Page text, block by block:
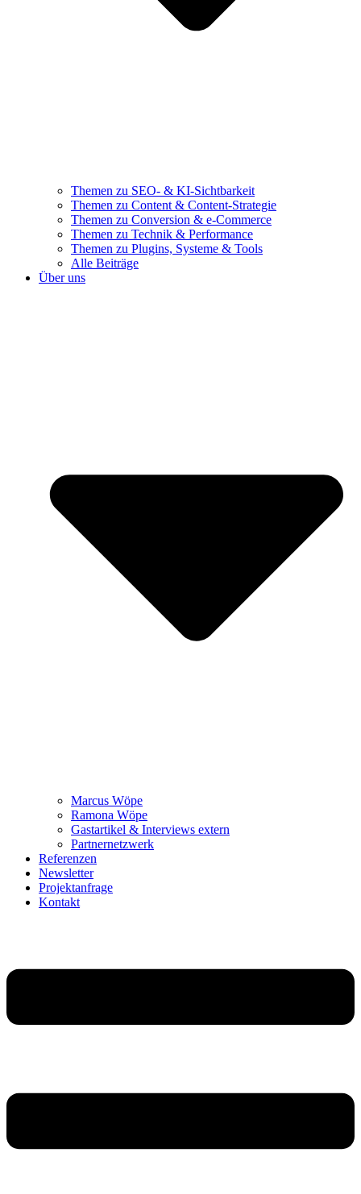
Themen zu SEO- & KI-Sichtbarkeit
Themen zu Content & Content-Strategie
Themen zu Conversion & e-Commerce
Themen zu Technik & Performance
Themen zu Plugins, Systeme & Tools
Alle Beiträge
Über uns
Marcus Wöpe
Ramona Wöpe
Gastartikel & Interviews extern
Partnernetzwerk
Referenzen
Newsletter
Projektanfrage
Kontakt